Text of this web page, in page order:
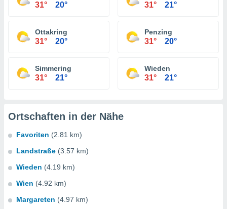
31° 20° 31° 21°
Ottakring
31° 20°
Penzing
31° 20°
Simmering
31° 21°
Wieden
31° 21°
Ortschaften in der Nähe
Favoriten (2.81 km)
Landstraße (3.57 km)
Wieden (4.19 km)
Wien (4.92 km)
Margareten (4.97 km)